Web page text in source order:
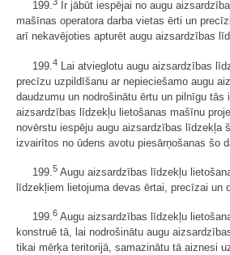
199.
Ir jābūt iespējai no augu
mašīnas operatora darba vietas ērti un
arī nekavējoties apturēt augu aizsardzības
199. 4 Lai atvieglotu augu aizsardzības
precīzu uzpildīšanu ar nepieciešamo augu
daudzumu un nodrošinātu ērtu un pilnīgu tās
aizsardzības līdzekļu lietošanas mašīnu
novērstu iespēju augu aizsardzības līdzekļa
izvairītos no ūdens avotu piesārņošanas šo
199. 5 Augu aizsardzības līdzekļu
līdzekļiem lietojuma devas ērtai, precīzai un
199.6 Augu aizsardzības līdzekļu
konstruē tā, lai nodrošinātu augu
tikai mērķa teritorijā, samazinātu tā aiznesi